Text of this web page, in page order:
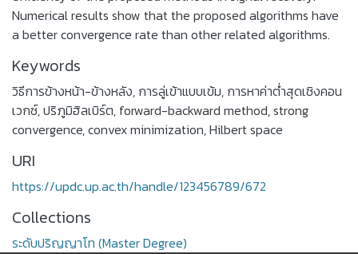
Numerical results show that the proposed algorithms have
a better convergence rate than other related algorithms.
Keywords
วิธีการข้างหน้า-ข้างหลัง, การลู่เข้าแบบเข้ม, การหาค่าต่ำสุดเชิงคอน
เวกซ์,ปริภูมิฮิลเบิร์ต, forward-backward method,strong
convergence,convex minimization,Hilbert space
URI
https://updc.up.ac.th/handle/123456789/672
Collections
ระดับปริญญาโท (Master Degree)